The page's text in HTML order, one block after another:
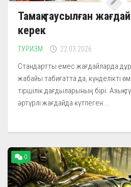
Тамақ таусылған
керек
ТУРИЗМ 22.03.2026
Стандартты емес жағдайларда
жабайы табиғатта да, күнделікті
тіршілік дағдыларының бірі.
әртүрлі жағдайда күтпеген...
0